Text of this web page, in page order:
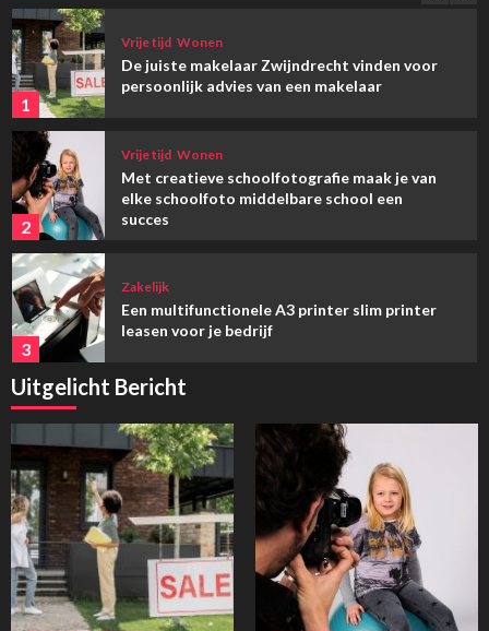
1
Vrije tijd Wonen
De juiste makelaar Zwijndrecht vinden voor
persoonlijk advies van een makelaar
2
Vrije tijd Wonen
Met creatieve schoolfotografie maak je van
elke schoolfoto middelbare school een
succes
3
Zakelijk
Een multifunctionele A3 printer slim printer
leasen voor je bedrijf
4
Hoe Urban Sofa jouw interieur naar een
hoger niveau tilt
5
Wonen
Duurzaam en snel huis bouwen met
houtskeletbouw
Uitgelicht Bericht